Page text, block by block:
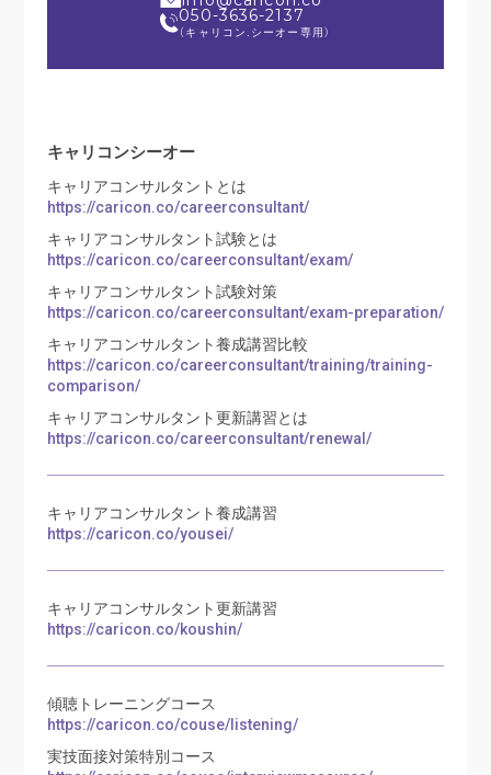
050-3636-2137
（キャリコン.シーオー専用）
キャリコンシーオー
キャリアコンサルタントとは
https://caricon.co/careerconsultant/
キャリアコンサルタント試験とは
https://caricon.co/careerconsultant/exam/
キャリアコンサルタント試験対策
https://caricon.co/careerconsultant/exam-preparation/
キャリアコンサルタント養成講習比較
https://caricon.co/careerconsultant/training/training-
comparison/
キャリアコンサルタント更新講習とは
https://caricon.co/careerconsultant/renewal/
キャリアコンサルタント養成講習
https://caricon.co/yousei/
キャリアコンサルタント更新講習
https://caricon.co/koushin/
傾聴トレーニングコース
https://caricon.co/couse/listening/
実技面接対策特別コース